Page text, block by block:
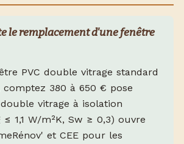
le remplacement d'une fenêtre
PVC double vitrage standard
comptez 380 à 650 € pose
vitrage à isolation
1,1 W/m²K, Sw ≥ 0,3) ouvre
et CEE pour les